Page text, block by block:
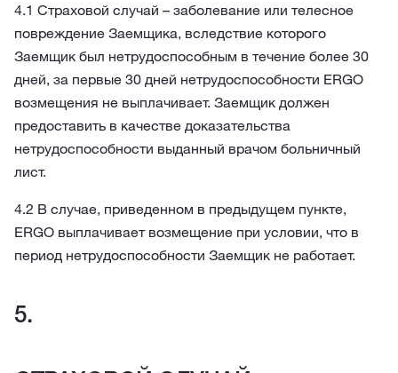
4.1 Страховой случай – заболевание или телесное
повреждение Заемщика, вследствие которого
Заемщик был нетрудоспособным в течение более 30
дней, за первые 30 дней нетрудоспособности ERGO
возмещения не выплачивает. Заемщик должен
предоставить в качестве доказательства
нетрудоспособности выданный врачом больничный
лист.
4.2 В случае, приведенном в предыдущем пункте,
ERGO выплачивает возмещение при условии, что в
период нетрудоспособности Заемщик не работает.